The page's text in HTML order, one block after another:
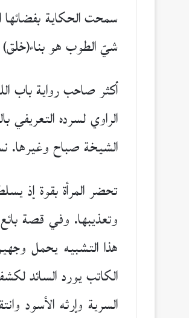
سمحت الحكاية بفضائها
شيّ الطوب هو بناء(خلق)
أكثر صاحب رواية باب
الراوي لسرده
الشيخة صباح وغيرها.
تحضر المرأة بقوة إذ
وتعذيبها. وفي قصة
هذا التشبيه يحمل
الكاتب يورد السائد
السرية وإرثه الأسود